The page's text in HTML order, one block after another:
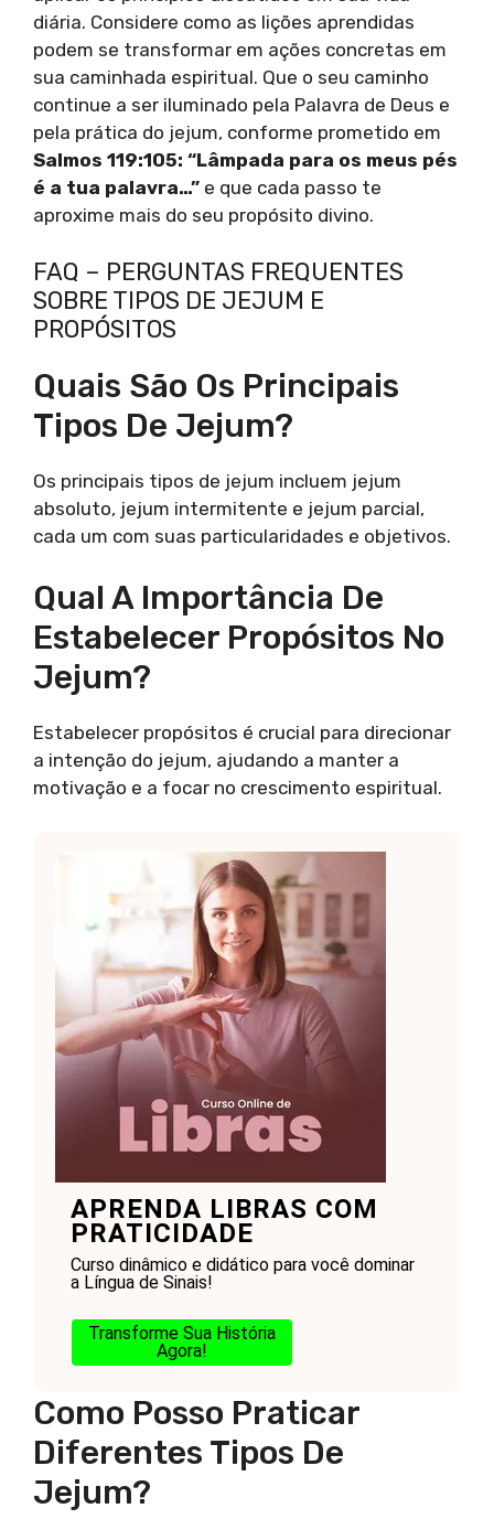
diária. Considere como as lições aprendidas
podem se transformar em ações concretas em
sua caminhada espiritual. Que o seu caminho
continue a ser iluminado pela Palavra de Deus e
pela prática do jejum, conforme prometido em
Salmos 119:105: “Lâmpada para os meus pés
é a tua palavra…” e que cada passo te
aproxime mais do seu propósito divino.
FAQ – PERGUNTAS FREQUENTES
SOBRE TIPOS DE JEJUM E
PROPÓSITOS
Quais São Os Principais
Tipos De Jejum?
Os principais tipos de jejum incluem jejum
absoluto, jejum intermitente e jejum parcial,
cada um com suas particularidades e objetivos.
Qual A Importância De
Estabelecer Propósitos No
Jejum?
Estabelecer propósitos é crucial para direcionar
a intenção do jejum, ajudando a manter a
motivação e a focar no crescimento espiritual.
APRENDA LIBRAS COM
PRATICIDADE
Curso dinâmico e didático para você dominar
a Língua de Sinais!
Transforme Sua História
Agora!
Como Posso Praticar
Diferentes Tipos De
Jejum?